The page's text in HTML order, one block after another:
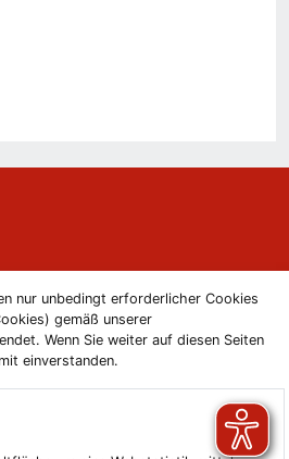
nur unbedingt erforderlicher Cookies
gemäß unserer
Wenn Sie weiter auf diesen Seiten
einverstanden.